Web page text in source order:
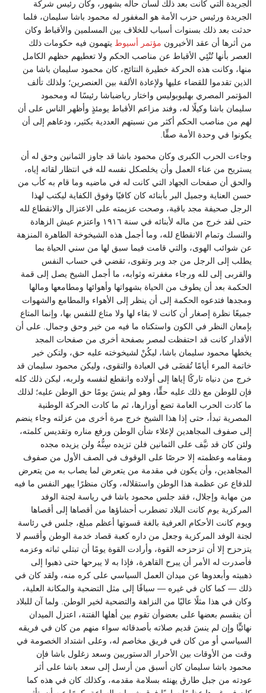
الجريدة التي كانت بعد ذلك لسان حاله بشهور، وكان رئيس شركة
الجريدة ورئيس حزب الأمة هو المغفور له محمود باشا سليمان، فلما
حدثت بعد ذلك بسنوات أسباب للخلاف بين المسلمين والأقباط وكان
من أثرها أن عقد الأخيرون مؤتمر أسيوط يتهمون فيه حكومات ذلك
العصر بأنها تُنْئِي الأقباط عن مناصب الحكم ولا تعطيهم حظهم الكامل
منها، وكانت هذه الحركة خطيرة النتائج، كان محمود سليمان باشا من
الذين تقدموا للقضاء عليها ولإعادة الألفة بين العنصرين؛ ولذلك تألف
المؤتمر المصري بهليوبوليس واختار رياضباشا رئيسًا له ومحمود
سليمان باشا وكيلًا له، وفند مزاعم الأقباط يومئذٍ وأظهر الناس على أن
لهم من مناصب الحكم أكثر من نسبتهم العددية بكثير، ودعاهم إلى أن
يكونوا في وحدة الأمة صفٍّا.
وجاءت الحرب الكبرى وكان محمود باشا قد جاوز الثمانين وحق له أن
يستريح من عناء العمل وأن يخلصكل نفسه لله في انتظار لقائه إياه،
والحق أن صفحات الجهاد التي كانت له في ماضيه وما قام به كأب من
حسن العناية وجميل البر بأبنائه كان كافيًا وفوق الكفاية ليكتب لهذا
الرجل صحيفة مجد باقية، وصحت عزيمته على الاعتزال والانقطاع لله
حتى لقد خرج من ماله لأبنائه في سنة ١٩١٦ واعتزم عيش الزهادة
والنسك وتمام الانقطاع لله، وما أجمل هذه الشيخوخة الطاهرة المنزهة
عن شوائب الهوى، والتي قامت فيما سبق لها من سني الحياة بما
يطلب إلى الرجل من جد وبر وتقوى، تقضي في حساب النفس
والقربى إلى لله ورجاء مغفرته وثوابه، ما أجمل الشيخ يصل إلى قمة
الحكمة بعد أن يطوف من الحياة بشهواتها وأهوائها ومطامعها ومالها
ومجدها فتدعوه الحكمة إلى أن ينظر إلى الأهواء والمطامع والشهوات
جميعًا نظرة إصغار أن كانت لا بقاء لها ولا متاع للنفس بها، وإنما المتاع
بإمعان النظر في الكون واستكناه ما فيه من خير وحق وجمال. على أن
الأقدار كانت قد احتفظت لمصر بصفحة أخرى من صفحات المجد
يخطها محمود سليمان باشا، ليكُنْ لشيخوخته عليه حق، ولتكن خير
خاتمة المرء أيامًا تُقضَى في العبادة والتقوى، وليكن محمود سليمان قد
خرج من دنياه تاركًا إياها إلى أولاده وانقطع لنفسه ولربه، ليكن ذلك كله
فإن للوطن مع ذلك عليه حقٍّا، وهو لم ينسَ يومًا حق الوطن عليه؛ لذلك
ما كادت الحرب العامة تضع أوزارها، ثم ما كادت الحركة الوطنية
المصرية تبدأ، حتى إذا هذا الشيخ خرج مرة أخرى من عزلته وجاء ينضم
إلى صفوف المجاهدين لإعلاء شأن الوطن ورفع مناره وتقديس كلمته،
ولئن كان قد نيَّف على الثمانين فلن تزيده سِنُّهُ ولن يزيده مجده
ومقامه وعظمته إلا حرصًا على الوقوف في الصف الأول من صفوف
المجاهدين، وأن يكون في مقدمة من يتعرض لما يصاب به من يتعرض
للدفاع عن عظمة هذا الوطن واستقلاله، وكان منظرًا يبهر النفس ما فيه
من مهابة وإجلال، فقد جلس محمود باشا في رياسة لجنة الوفد
المركزية يوم كانت البلاد تضطرب أحشاؤها من أقصاها إلى أقصاها
ويوم كانت الأحكام العرفية بالغة قسوتها أعظم مبلغ، جلس في رئاسة
لجنة الوفد المركزية وجعل من داره كعبة قصاد خدمة الوطن وأقسم لا
يتزحزح إلا أن تزحزحه القوة، وأرادت القوة يومًا أن تبتلي ثباته وعزمه
فأصدرت له الأمر أن يبرح القاهرة، فإذا به لا يبرحها حتى ذهبوا إلى
ذهبيته وأبعدوها عن ميدان العمل السياسي على كره منه، ولقد كان في
ذلك — كما كان في غيره — سباقًا إلى مثل التضحية والمكانة العلية،
وكان في هذا مثلًا عاليًا من النزاهة والتضحية لخير الوطن. ولما آن للبلاد
أن ينقسم بعضها على بعضوأن تقوم بين أهلها الفتنة، اعتزل الميدان
نهائيٍّا وإن لم ينسَ قديم صلاته بأصدقائه سواء منهم من كان في فريقه
السياسي أو من كان في فريق مخاصم له، وعلى اشتداد الخصومة في
وقت من الأوقات بين الأحرار الدستوريين وسعد زغلول باشا فإن
محمود باشا سليمان كان أسبق من أرسل إلى سعد باشا على أثر
عودته من جبل طارق يهنئه بسلامة مقدمه، وكذلك كان في هذه كما